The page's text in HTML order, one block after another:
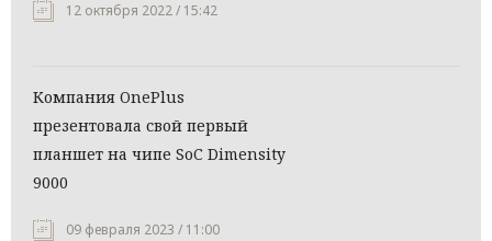
12 октября 2022 / 15:42
Компания OnePlus
презентовала свой первый
планшет на чипе SoC Dimensity
9000
09 февраля 2023 / 11:00